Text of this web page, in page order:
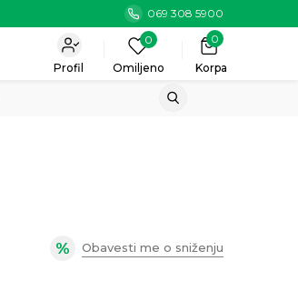
069 308 5900
Korpa
0
0
Omiljeno
Profil
Obavesti me o sniženju